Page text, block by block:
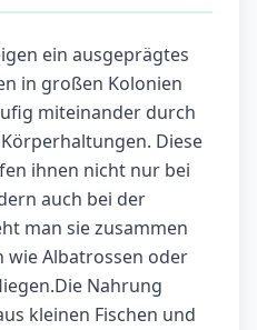
ein ausgeprägtes
in großen Kolonien
miteinander durch
Diese
ihnen nicht nur bei
auch bei der
man sie zusammen
wie Albatrossen oder
Nahrung
kleinen Fischen und